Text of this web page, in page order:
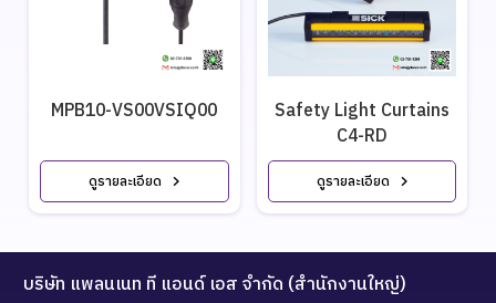
ดูรายละเอียด
MPB10-VS00VSIQ00
ดูรายละเอียด
Safety Light Curtains
C4-RD
บริษัท แพลนเนท ที แอนด์ เอส จำกัด (สำนักงานใหญ่)